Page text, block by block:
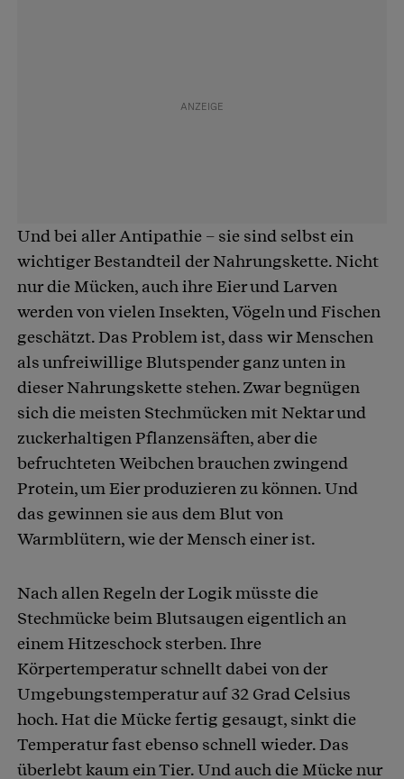
Und bei aller Antipathie – sie sind selbst ein
wichtiger Bestandteil der Nahrungskette. Nicht
nur die Mücken, auch ihre Eier und Larven
werden von vielen Insekten, Vögeln und Fischen
geschätzt. Das Problem ist, dass wir Menschen
als unfreiwillige Blutspender ganz unten in
dieser Nahrungskette stehen. Zwar begnügen
sich die meisten Stechmücken mit Nektar und
zuckerhaltigen Pflanzensäften, aber die
befruchteten Weibchen brauchen zwingend
Protein, um Eier produzieren zu können. Und
das gewinnen sie aus dem Blut von
Warmblütern, wie der Mensch einer ist.
Nach allen Regeln der Logik müsste die
Stechmücke beim Blutsaugen eigentlich an
einem Hitzeschock sterben. Ihre
Körpertemperatur schnellt dabei von der
Umgebungstemperatur auf 32 Grad Celsius
hoch. Hat die Mücke fertig gesaugt, sinkt die
Temperatur fast ebenso schnell wieder. Das
überlebt kaum ein Tier. Und auch die Mücke nur